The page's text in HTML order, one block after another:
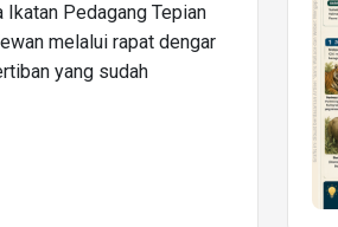
Ikatan Pedagang Tepian
melalui rapat dengar
yang sudah